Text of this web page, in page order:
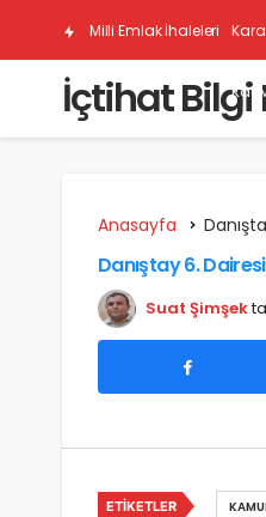
Milli Emlak İhaleleri
Kat
İçtihat Bilgi
Anasayfa
Danıştay 6.
Suat Şimşek
ETIKETLER